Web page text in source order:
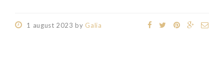
1 august 2023 by Galia